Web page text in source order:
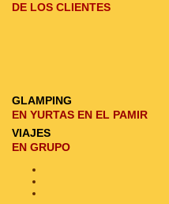
DE LOS CLIENTES
GLAMPING
EN YURTAS EN EL PAMIR
VIAJES
EN GRUPO